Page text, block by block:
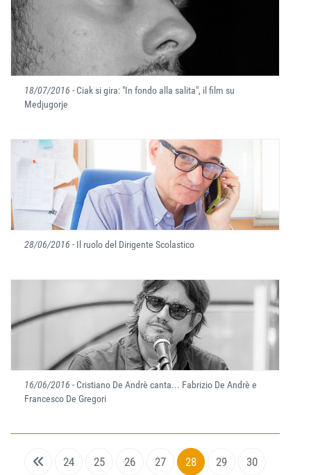
18/07/2016 - Ciak si gira: "In fondo alla salita", il film su
Medjugorje
28/06/2016 - Il ruolo del Dirigente Scolastico
16/06/2016 - Cristiano De Andrè canta... Fabrizio De Andrè e
Francesco De Gregori
24 25 26 27 28 29 30